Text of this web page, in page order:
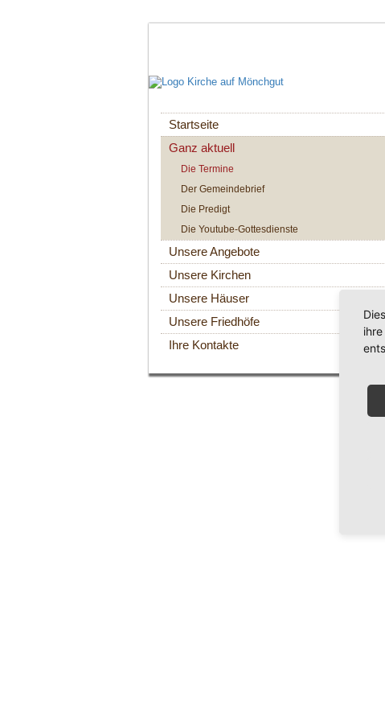
Navigation
überspringen
Startseite
Ganz aktuell
Die Termine
Der Gemeindebrief
Die Predigt
Die Youtube-Gottesdienste
Unsere Angebote
Unsere Kirchen
Unsere Häuser
Unsere Friedhöfe
Ihre Kontakte